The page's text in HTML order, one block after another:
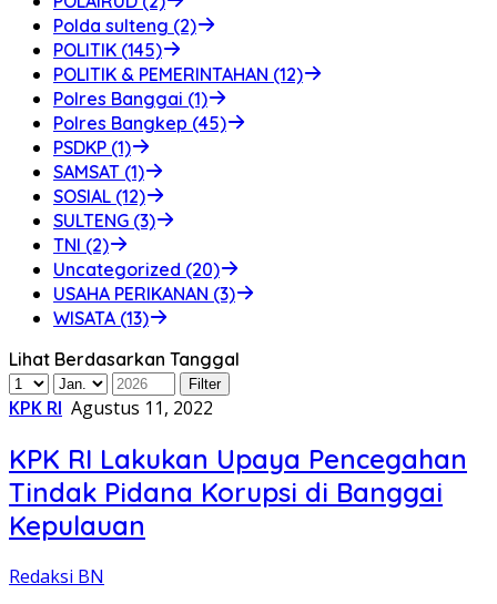
Polda sulteng (2)
POLITIK (145)
POLITIK & PEMERINTAHAN (12)
Polres Banggai (1)
Polres Bangkep (45)
PSDKP (1)
SAMSAT (1)
SOSIAL (12)
SULTENG (3)
TNI (2)
Uncategorized (20)
USAHA PERIKANAN (3)
WISATA (13)
Lihat Berdasarkan Tanggal
KPK RI Agustus 11, 2022
KPK RI Lakukan Upaya Pencegahan
Tindak Pidana Korupsi di Banggai
Kepulauan
Redaksi BN